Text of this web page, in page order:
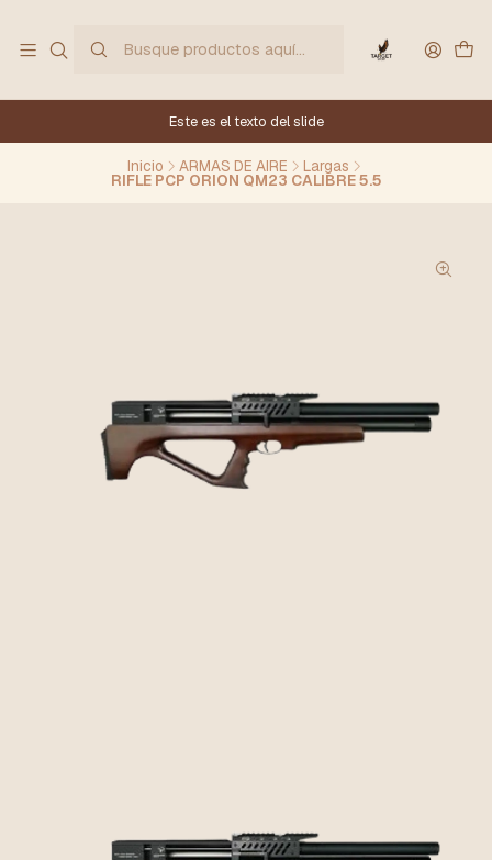
Este es el texto del slide
Inicio ARMAS DE AIRE Largas
RIFLE PCP ORION QM23 CALIBRE 5.5